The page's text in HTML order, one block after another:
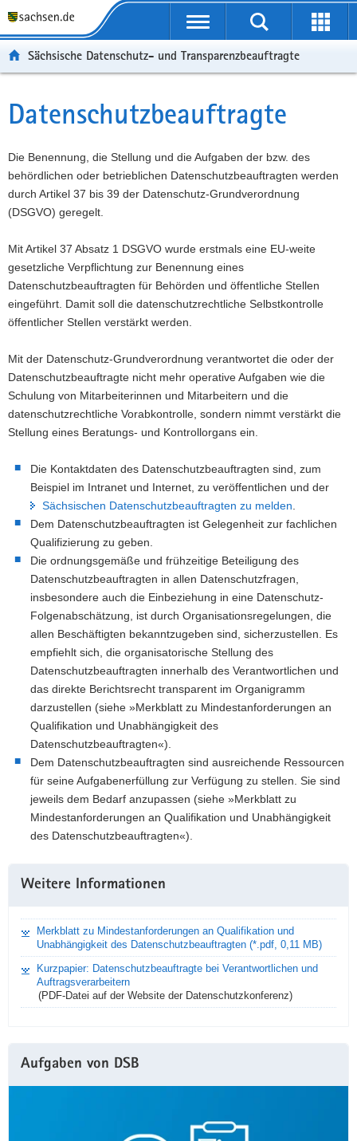
t
ü
e
r
g
r
i
f
e
n
d
N
a
v
i
g
t
n
t
n
v
i
g
a
i
o
n
p
n
a
l
t
t
-
e
r
e
i
h
Sächsische Datenschutz- und Transparenzbeauftragte
Hauptinhalt
Datenschutzbeauftragte
Die Benennung, die Stellung und die Aufgaben der bzw. des
behördlichen oder betrieblichen Datenschutzbeauftragten werden
durch Artikel 37 bis 39 der Datenschutz-Grundverordnung
(DSGVO) geregelt.
Mit Artikel 37 Absatz 1 DSGVO wurde erstmals eine EU-weite
gesetzliche Verpflichtung zur Benennung eines
Datenschutzbeauftragten für Behörden und öffentliche Stellen
eingeführt. Damit soll die datenschutzrechtliche Selbstkontrolle
öffentlicher Stellen verstärkt werden.
Mit der Datenschutz-Grundverordnung verantwortet die oder der
Datenschutzbeauftragte nicht mehr operative Aufgaben wie die
Schulung von Mitarbeiterinnen und Mitarbeitern und die
datenschutzrechtliche Vorabkontrolle, sondern nimmt verstärkt die
Stellung eines Beratungs- und Kontrollorgans ein.
Die Kontaktdaten des Datenschutzbeauftragten sind, zum
Beispiel im Intranet und Internet, zu veröffentlichen und der
Sächsischen Datenschutzbeauftragten zu melden
Dem Datenschutzbeauftragten ist Gelegenheit zur fachlichen
Qualifizierung zu geben.
Die ordnungsgemäße und frühzeitige Beteiligung des
Datenschutzbeauftragten in allen Datenschutzfragen,
insbesondere auch die Einbeziehung in eine Datenschutz-
Folgenabschätzung, ist durch Organisationsregelungen, die
allen Beschäftigten bekanntzugeben sind, sicherzustellen. Es
empfiehlt sich, die organisatorische Stellung des
Datenschutzbeauftragten innerhalb des Verantwortlichen und
das direkte Berichtsrecht transparent im Organigramm
darzustellen (siehe »Merkblatt zu Mindestanforderungen an
Qualifikation und Unabhängigkeit des
Datenschutzbeauftragten«).
Dem Datenschutzbeauftragten sind ausreichende Ressourcen
für seine Aufgabenerfüllung zur Verfügung zu stellen. Sie sind
jeweils dem Bedarf anzupassen (siehe »Merkblatt zu
Mindestanforderungen an Qualifikation und Unabhängigkeit
des Datenschutzbeauftragten«).
Weitere Informationen
Merkblatt zu Mindestanforderungen an Qualifikation und
Unabhängigkeit des Datenschutzbeauftragten (*.pdf, 0,11 MB)
Kurzpapier: Datenschutzbeauftragte bei Verantwortlichen und
Auftragsverarbeitern
(PDF-Datei auf der Website der Datenschutzkonferenz)
Aufgaben von DSB